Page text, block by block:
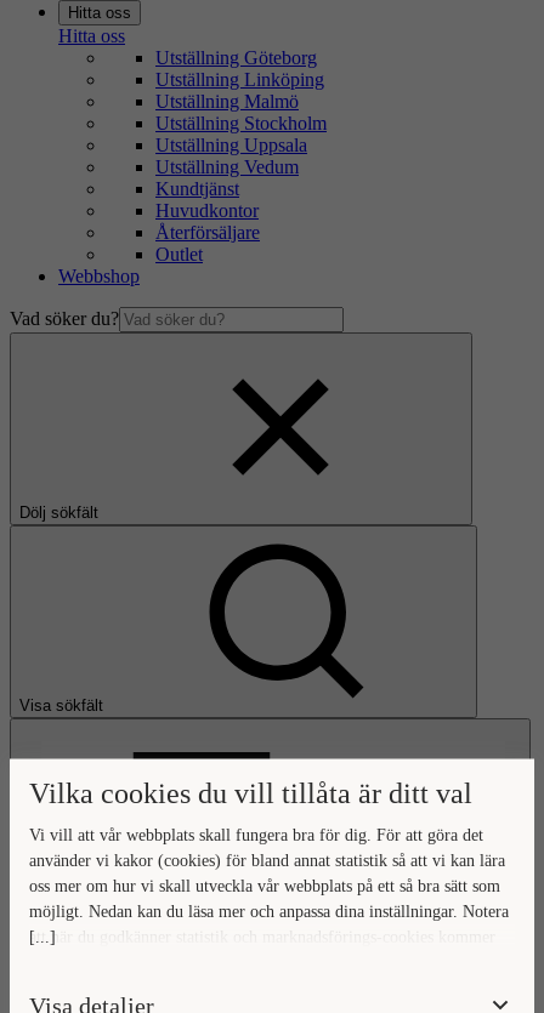
Vilka cookies du vill tillåta är ditt val
[...]
Vi vill att vår webbplats skall fungera bra för dig. För att göra det
använder vi kakor (cookies) för bland annat statistik så att vi kan lära
oss mer om hur vi skall utveckla vår webbplats på ett så bra sätt som
möjligt. Nedan kan du läsa mer och anpassa dina inställningar. Notera
att när du godkänner statistik och marknadsförings-cookies kommer
Visa detaljer
Hitta oss
Hitta oss
Utställning Göteborg
Utställning Linköping
Utställning Malmö
Utställning Stockholm
Utställning Uppsala
Utställning Vedum
Kundtjänst
Huvudkontor
Återförsäljare
Outlet
Webbshop
Vad söker du?
Dölj sökfält
Visa sökfält
Gå till startsidan